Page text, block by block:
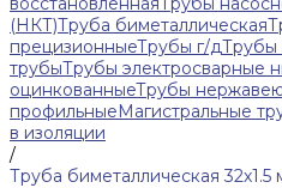
(НКТ)Труба биметаллическая
прецизионныеТрубы г/дТрубы
трубыТрубы электросварные
оцинкованныеТрубы
профильныеМагистральные
в изоляции
/
Труба биметаллическая